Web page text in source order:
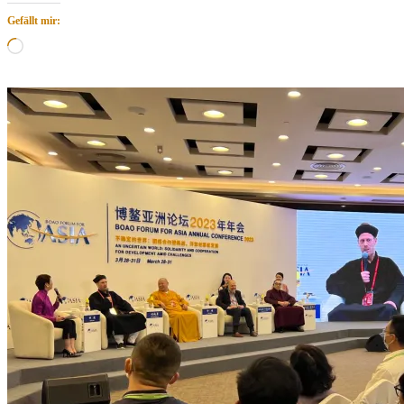
Gefällt mir:
Wird